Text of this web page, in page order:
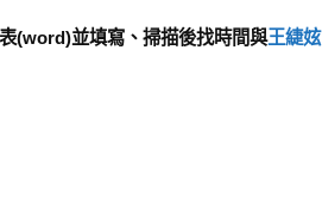
(word)並填寫、掃描後找時間與王緁妶